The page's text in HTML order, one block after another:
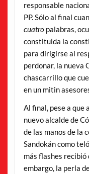
responsable
PP. Sólo al final
cuatro palabras,
constituida la
para dirigirse al
perdonar, la nueva
chascarrillo que
en un mitin
Al final, pese a que
nuevo alcalde de
de las manos de la
Sandokán como
más flashes recibió
embargo, la perla